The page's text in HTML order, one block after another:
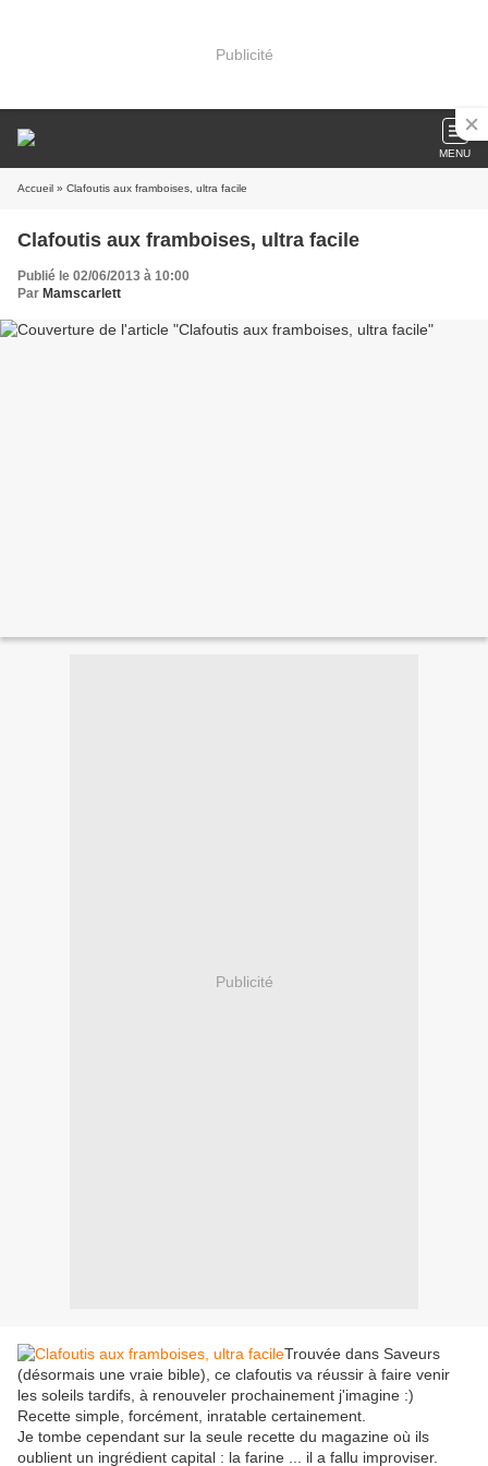
Publicité
MENU
Accueil » Clafoutis aux framboises, ultra facile
Clafoutis aux framboises, ultra facile
Publié le 02/06/2013 à 10:00
Par Mamscarlett
Publicité
Trouvée dans Saveurs
(désormais une vraie bible), ce clafoutis va réussir à faire venir
les soleils tardifs, à renouveler prochainement j'imagine :)
Recette simple, forcément, inratable certainement.
Je tombe cependant sur la seule recette du magazine où ils
oublient un ingrédient capital : la farine ... il a fallu improviser.